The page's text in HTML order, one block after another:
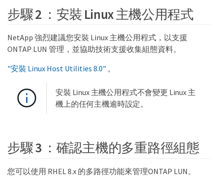
步驟 2 ：安裝 Linux 主機公用程式
NetApp 強烈建議您安裝 Linux 主機公用程式，以支援
ONTAP LUN 管理，並協助技術支援收集組態資料。
"安裝 Linux Host Utilities 8.0" 。
安裝 Linux 主機公用程式不會變更 Linux 主
機上的任何主機逾時設定。
步驟 3 ：確認主機的多重路徑組態
您可以使用 RHEL 8.x 的多路徑功能來管理ONTAP LUN。